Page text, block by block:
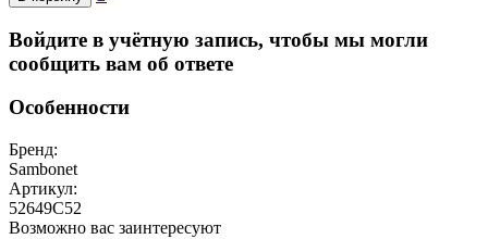
Войдите в учётную запись, чтобы мы могли
сообщить вам об ответе
Особенности
Бренд:
Sambonet
Артикул:
52649C52
Возможно вас заинтересуют